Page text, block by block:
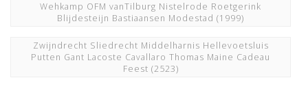
Wehkamp OFM vanTilburg Nistelrode Roetgerink
Blijdesteijn Bastiaansen Modestad (1999)
Zwijndrecht Sliedrecht Middelharnis Hellevoetsluis
Putten Gant Lacoste Cavallaro Thomas Maine Cadeau
Feest (2523)